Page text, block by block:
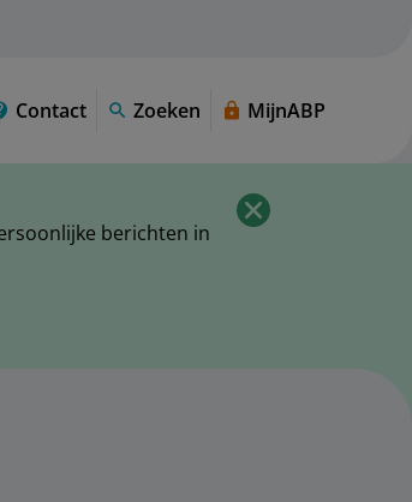
Contact Zoeken MijnABP
berichten in